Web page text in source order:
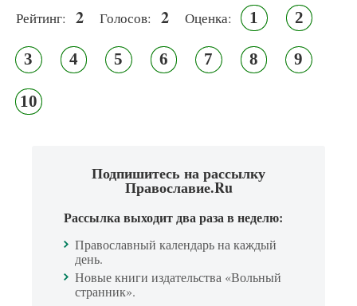
Рейтинг: 2 Голосов: 2 Оценка: 1 2
3 4 5 6 7 8 9
10
Подпишитесь на рассылку
Православие.Ru
Рассылка выходит два раза в неделю:
Православный календарь на каждый
день.
Новые книги издательства «Вольный
странник».